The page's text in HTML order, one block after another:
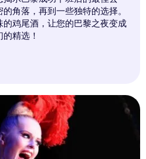
角落，再到一些独特的选择。
鸡尾酒，让您的巴黎之夜变成
精选！